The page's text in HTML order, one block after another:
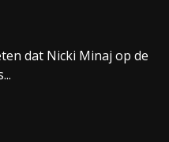
dat Nicki Minaj op de